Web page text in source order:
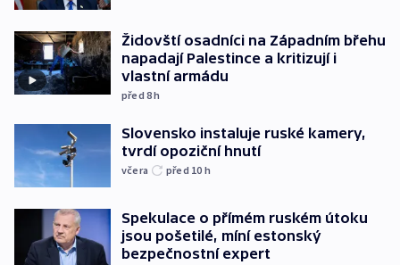
Židovští osadníci na Západním břehu
napadají Palestince a kritizují i
vlastní armádu
před 8h
Slovensko instaluje ruské kamery,
tvrdí opoziční hnutí
včera před 10 h
Spekulace o přímém ruském útoku
jsou pošetilé, míní estonský
bezpečnostní expert